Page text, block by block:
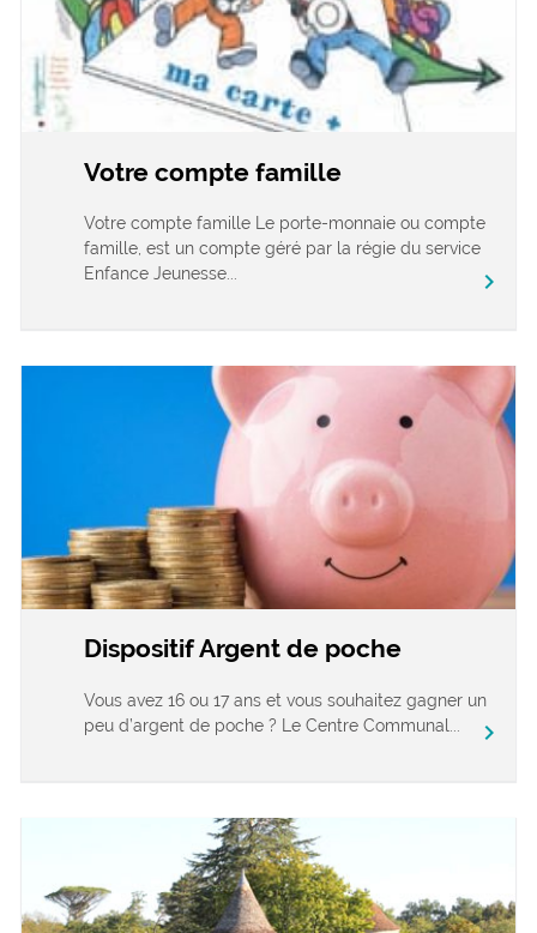
Votre compte famille
Votre compte famille Le porte-monnaie ou compte
famille, est un compte géré par la régie du service
Enfance Jeunesse...
chevron_right
Dispositif Argent de poche
Vous avez 16 ou 17 ans et vous souhaitez gagner un
peu d’argent de poche ? Le Centre Communal...
chevron_right